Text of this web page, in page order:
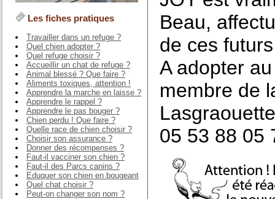
Les fiches pratiques
Travailler dans un refuge ?
Quel chien adopter ?
Quel refuge choisir ?
Accueillir un chat de refuge ?
Animal blessé ? Que faire ?
Aliments toxiques, attention !
Apprendre la marche en laisse ?
Apprendre le rappel ?
Apprendre le pas bouger ?
Chien perdu ! Que faire ?
Quelle race de chien choisir ?
Choisir son assurance ?
Donner des récompenses ?
Faut-il vacciner son chien ?
Faut-il des Parcs canins ?
Eduquer son chien en bougeant
Quel chat choisir ?
Peut-on changer son nom ?
Beau,
de ces
A adopter
membre de
05 53 88 05